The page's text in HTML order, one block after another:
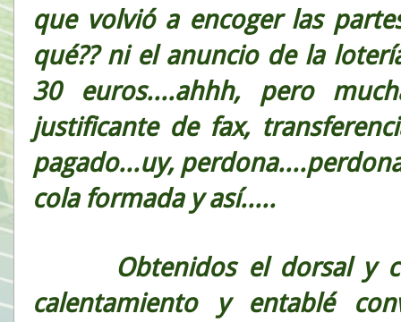
que volvió a encoger las
qué?? ni el anuncio de la
30 euros....ahhh, pero
justificante de fax,
pagado...uy,
cola formada y así.....
Obtenidos el dorsal y
calentamiento y entablé